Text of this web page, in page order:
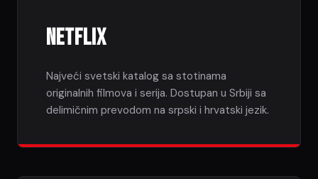
Netflix
Najveći svetski katalog sa stotinama
originalnih filmova i serija. Dostupan u Srbiji sa
delimičnim prevodom na srpski i hrvatski jezik.